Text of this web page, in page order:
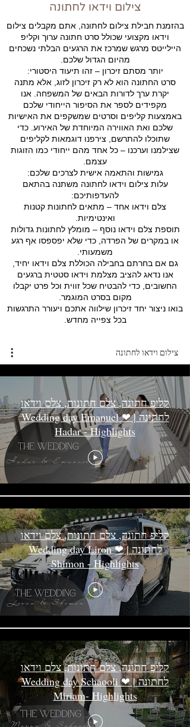
צילום וידאו לחתונה
בהזמנת חבילת צילום לחתונה, אתם מקבלים צילום
וידאו מקצועי שכולל סרט חתונה ערוך וקליפ
היילייטס מרגש שמרכז את הרגעים הבלתי נשכחים
מהיום הגדול שלכם.
יותר מסתם זיכרון – זהו תיעוד היסטורי:
סרט החתונה הוא לא רק זיכרון לזוג, אלא מתנה
יקרת ערך לדורות הבאים של המשפחה. אנו
מקפידים לספר את הסיפור הייחודי שלכם
באמצעות קליפים וסרטים שמשקפים את האישיות
שלכם ואת האווירה המיוחדת של האירוע. כדי
שתוכלו להתרשם, צירפנו דוגמאות לקליפים
שצילמנו וערכנו – כל אחד מהם ייחודי כמו הזוגות
עצמם.
גמישות והתאמה אישית לצרכים שלכם:
עלות צילום וידאו לחתונה משתנה בהתאם
להעדפותיכם:
צלם וידאו אחד – מתאים לחתונות קטנות
ואינטימיות.
תוספת צלם וידאו נוסף – מומלץ לחתונות גדולות
או במקרים של הפרדה, כדי שלא יפספסו אף רגע
משמעותי.
גם אם בחרתם בחבילה הכוללת צלם וידאו יחיד,
אנו נדאג להציב מצלמת וידאו סטטית ברגעים
החשובים, כדי להבטיח שכל זווית וכל פרט יקבלו
מקום בסרט המוגמר.
בואו ניצור יחד זיכרון שילווה אתכם ויעורר התרגשות
בכל צפייה מחדש.
צילום וידאו לחתונה
קליפ חתונה, צלם חתונות, צלם וידאו
לחתונה | Wedding day Emanuel ❤
Hadar - Highlights
קליפ חתונה, צלם חתונות, צלם וידאו
לחתונה | Wedding day Liron ❤
Shimon - Highlights
קליפ חתונה, צלם חתונות, צלם וידאו
לחתונה | Wedding day Schaooli ❤
Miriam- Highlights